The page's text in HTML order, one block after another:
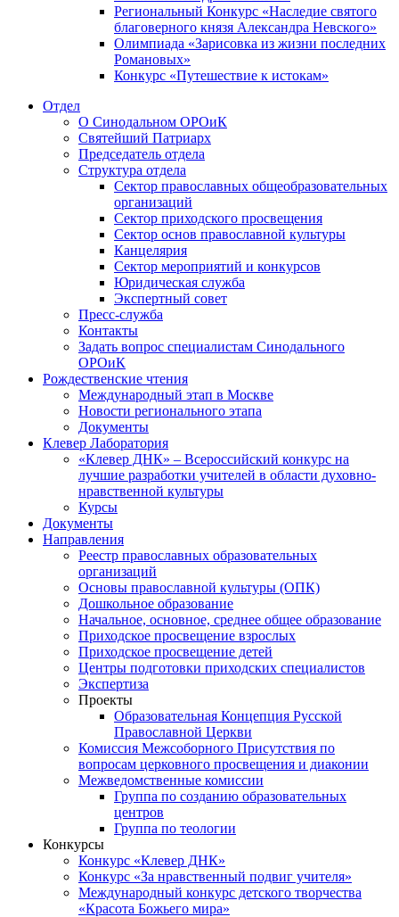
Региональный Конкурс «Наследие святого
благоверного князя Александра Невского»
Олимпиада «Зарисовка из жизни последних
Романовых»
Конкурс «Путешествие к истокам»
Отдел
О Синодальном ОРОиК
Святейший Патриарх
Председатель отдела
Структура отдела
Сектор православных общеобразовательных
организаций
Сектор приходского просвещения
Сектор основ православной культуры
Канцелярия
Сектор мероприятий и конкурсов
Юридическая служба
Экспертный совет
Пресс-служба
Контакты
Задать вопрос специалистам Синодального
ОРОиК
Рождественские чтения
Международный этап в Москве
Новости регионального этапа
Документы
Клевер Лаборатория
«Клевер ДНК» – Всероссийский конкурс на
лучшие разработки учителей в области духовно-
нравственной культуры
Курсы
Документы
Направления
Реестр православных образовательных
организаций
Основы православной культуры (ОПК)
Дошкольное образование
Начальное, основное, среднее общее образование
Приходское просвещение взрослых
Приходское просвещение детей
Центры подготовки приходских специалистов
Экспертиза
Проекты
Образовательная Концепция Русской
Православной Церкви
Комиссия Межсоборного Присутствия по
вопросам церковного просвещения и диаконии
Межведомственные комиссии
Группа по созданию образовательных
центров
Группа по теологии
Конкурсы
Конкурс «Клевер ДНК»
Конкурс «За нравственный подвиг учителя»
Международный конкурс детского творчества
«Красота Божьего мира»